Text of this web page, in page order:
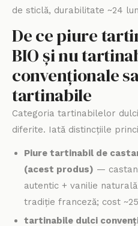
de sticlă, durabilitate ~24
De ce piure
BIO și nu
convenționale
tartinabile
Categoria tartinabilelor
diferite. Iată distincțiile
Piure tartinabil de
(acest produs) —
autentic + vanilie
tradiție franceză; cost
tartinabile dulci